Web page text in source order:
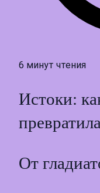
6 минут чтения
Истоки:
От